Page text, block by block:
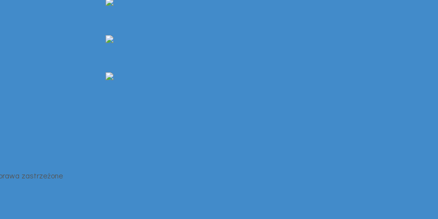
zastrzeżone